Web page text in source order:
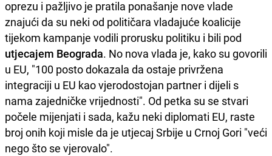
oprezu i pažljivo je pratila ponašanje nove vlade
znajući da su neki od političara vladajuće koalicije
tijekom kampanje vodili prorusku politiku i bili pod
utjecajem Beograda. No nova vlada je, kako su govorili
u EU, "100 posto dokazala da ostaje privržena
integraciji u EU kao vjerodostojan partner i dijeli s
nama zajedničke vrijednosti". Od petka su se stvari
počele mijenjati i sada, kažu neki diplomati EU, raste
broj onih koji misle da je utjecaj Srbije u Crnoj Gori "veći
nego što se vjerovalo".